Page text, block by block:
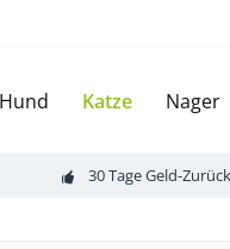
Hund Katze Nager
30 Tage Geld-